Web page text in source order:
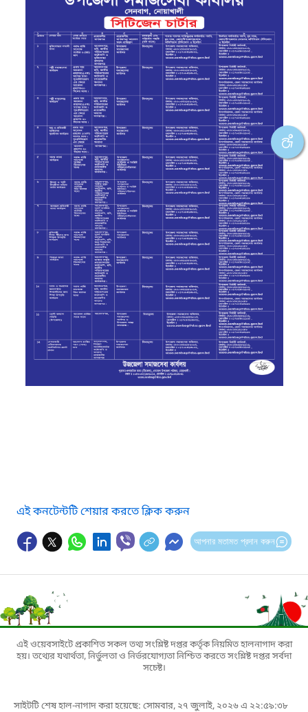
এই কনটেন্টটি শেয়ার করতে ক্লিক করুন
আপনার মতামত প্রদান করুন
এই ওয়েবসাইটে প্রকাশিত সকল তথ্য সংশ্লিষ্ট দপ্তর কর্তৃক নিয়মিত হালনাগাদ করা
হয়। তথ্যের যথার্থতা, নির্ভুলতা ও নির্ভরযোগ্যতা নিশ্চিত করতে সংশ্লিষ্ট দপ্তর সর্বদা
সচেষ্ট।
সাইটটি শেষ হাল-নাগাদ করা হয়েছে: সোমবার, ২৭ জুলাই, ২০২৬ এ ২২:৫৯:৩৮